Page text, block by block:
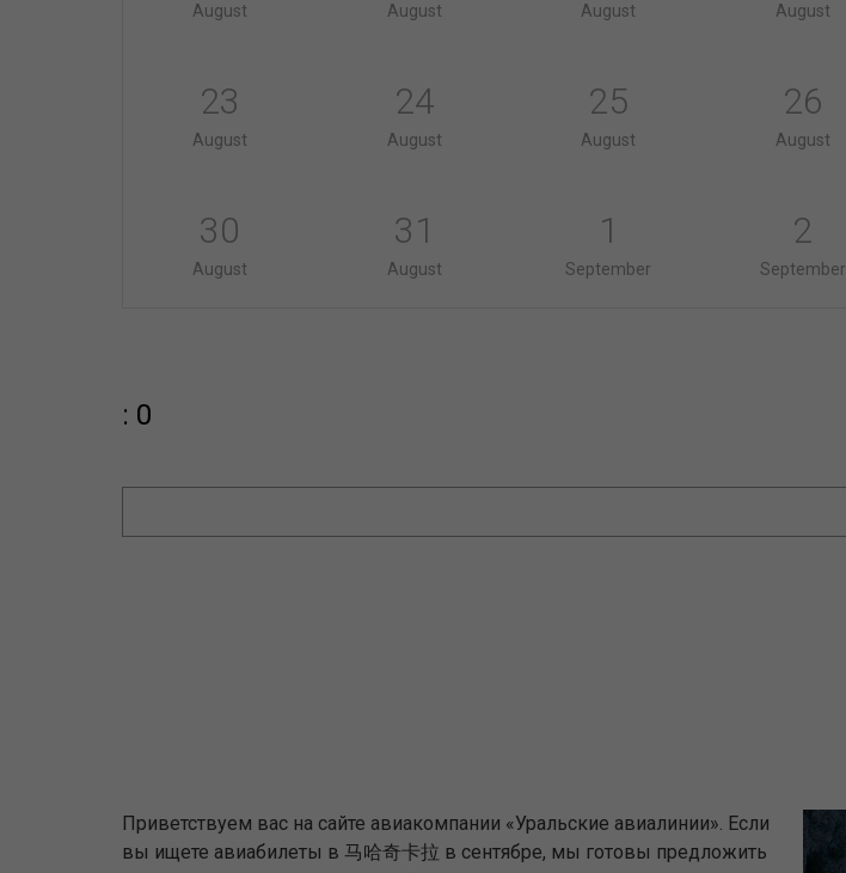
August August August August
23
August
24
August
25
August
26
August
30
August
31
August
1
September
2
September
: 0
Приветствуем вас на сайте авиакомпании «Уральские авиалинии». Если
вы ищете авиабилеты в 马哈奇卡拉 в сентябре, мы готовы предложить